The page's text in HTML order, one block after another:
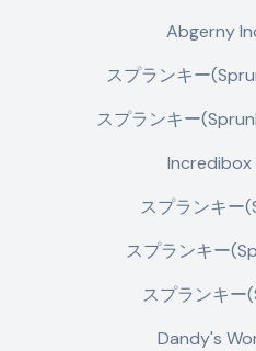
Abgerny
スプランキー
スプランキー
スプランキー
スプランキー
スプランキー
Dandy's